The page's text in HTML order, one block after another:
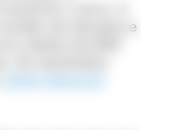
o sono. A
de estudos e
dados de 809
Os resultados